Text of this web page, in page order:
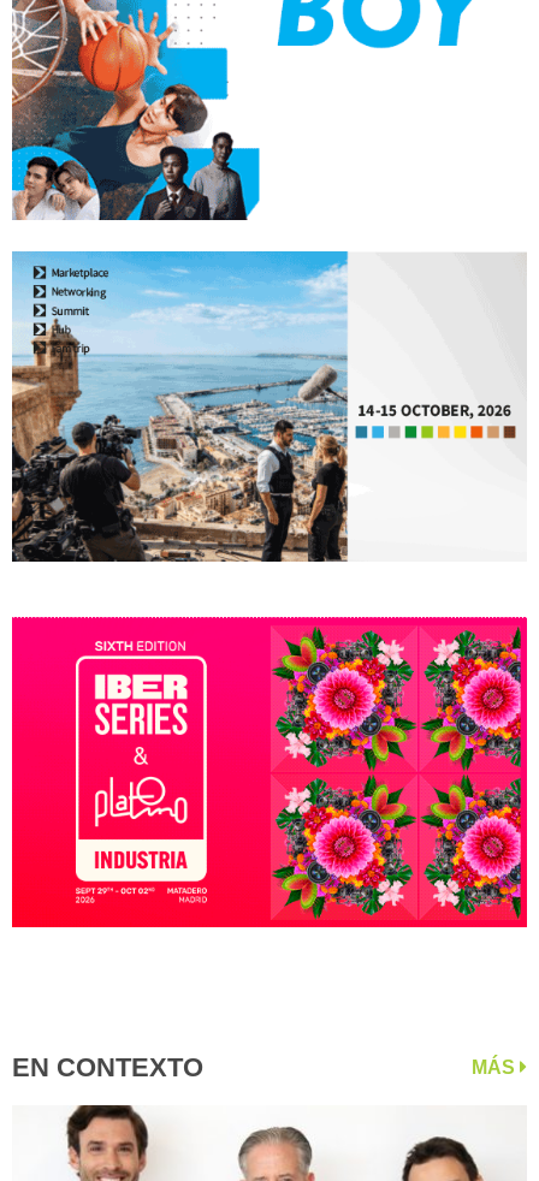
EN CONTEXTO MÁS